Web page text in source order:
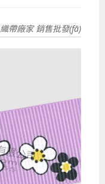
織帶廠家 銷售批發(fā)